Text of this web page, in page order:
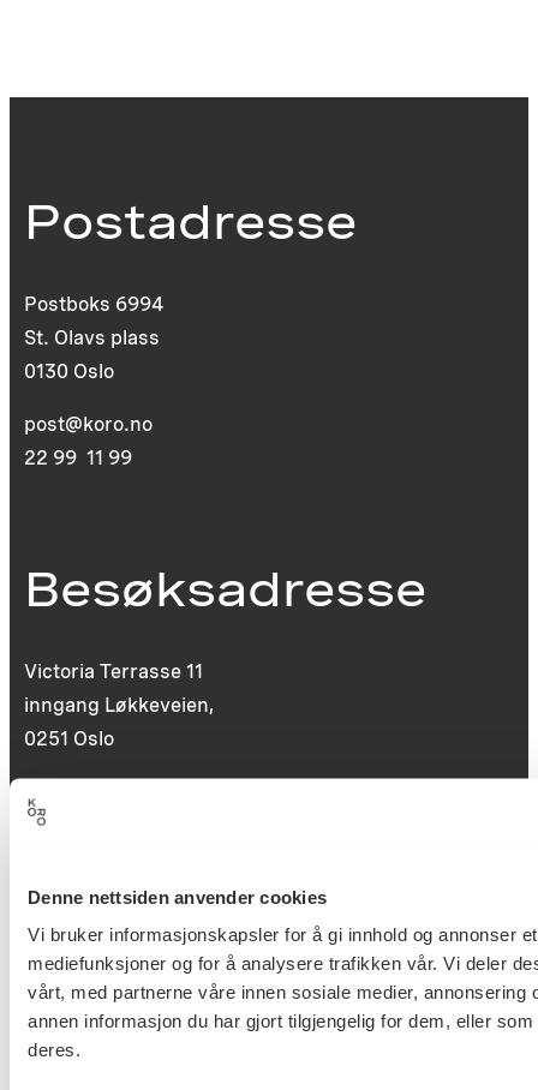
Denne nettsiden anvender cookies
Vi bruker informasjonskapsler for å gi innhold og annonser
mediefunksjoner og for å analysere trafikken vår. Vi deler
vårt, med partnerne våre innen sosiale medier,
annen informasjon du har gjort tilgjengelig for dem, eller
deres.
Postadresse
Postboks 6994
St. Olavs plass
0130 Oslo
post@koro.no
22 99 11 99
Besøksadresse
Victoria Terrasse 11
inngang Løkkeveien,
0251 Oslo
Utbetaling og fakturering
Personvernerklæring
Om opphavsrett
Dokumentasjonsskjema